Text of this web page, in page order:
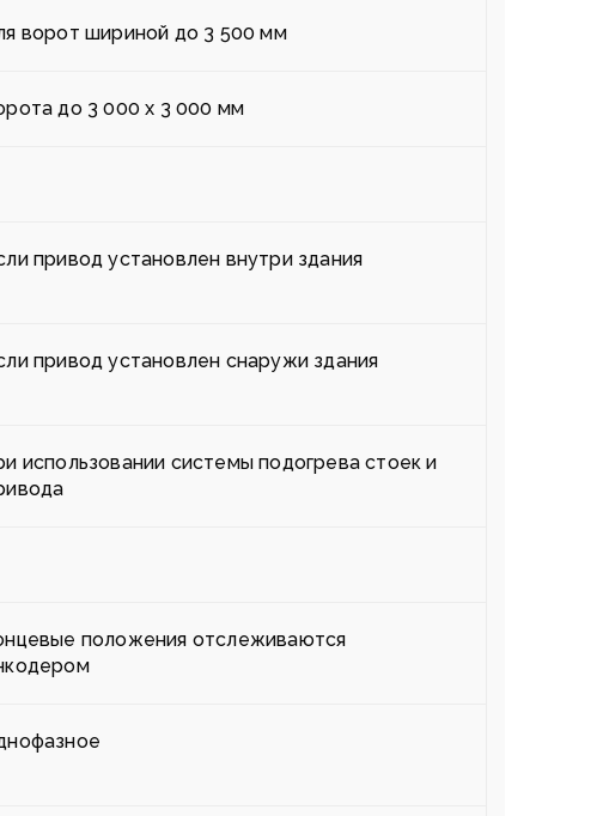
ворот шириной до 3 500 мм
до 3 000 х 3 000 мм
привод установлен внутри здания
привод установлен снаружи здания
использовании системы подогрева стоек и
положения отслеживаются